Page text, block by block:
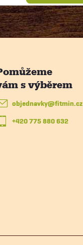
objednavky@fitmin.cz
+420 775 880 632